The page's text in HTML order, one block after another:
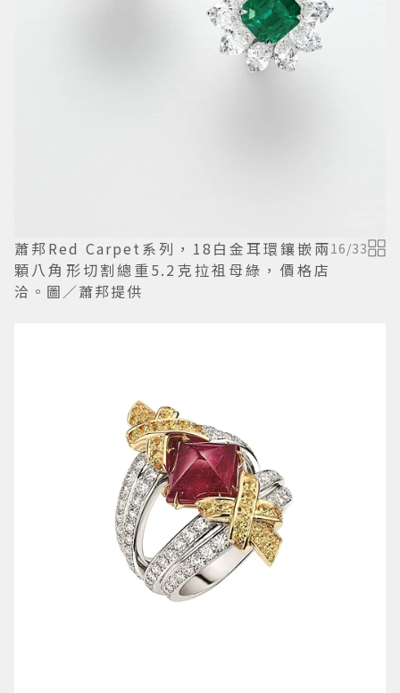
蕭邦Red Carpet系列，18白金耳環鑲嵌兩
顆八角形切割總重5.2克拉祖母綠，價格店
洽。圖／蕭邦提供
16/33